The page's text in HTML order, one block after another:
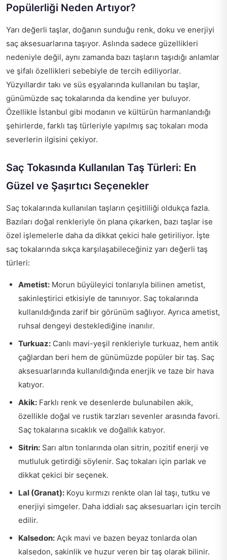
Popülerliği Neden Artıyor?
Yarı değerli taşlar, doğanın sunduğu renk, doku ve enerjiyi
saç aksesuarlarına taşıyor. Aslında sadece güzellikleri
nedeniyle değil, aynı zamanda bazı taşların taşıdığı anlamlar
ve şifalı özellikleri sebebiyle de tercih ediliyorlar.
Yüzyıllardır takı ve süs eşyalarında kullanılan bu taşlar,
günümüzde saç tokalarında da kendine yer buluyor.
Özellikle İstanbul gibi modanın ve kültürün harmanlandığı
şehirlerde, farklı taş türleriyle yapılmış saç tokaları moda
severlerin ilgisini çekiyor.
Saç Tokasında Kullanılan Taş Türleri: En
Güzel ve Şaşırtıcı Seçenekler
Saç tokalarında kullanılan taşların çeşitliliği oldukça fazla.
Bazıları doğal renkleriyle ön plana çıkarken, bazı taşlar ise
özel işlemelerle daha da dikkat çekici hale getiriliyor. İşte
saç tokalarında sıkça karşılaşabileceğiniz yarı değerli taş
türleri:
Ametist: Morun büyüleyici tonlarıyla bilinen ametist,
sakinleştirici etkisiyle de tanınıyor. Saç tokalarında
kullanıldığında zarif bir görünüm sağlıyor. Ayrıca ametist,
ruhsal dengeyi desteklediğine inanılır.
Turkuaz: Canlı mavi-yeşil renkleriyle turkuaz, hem antik
çağlardan beri hem de günümüzde popüler bir taş. Saç
aksesuarlarında kullanıldığında enerjik ve taze bir hava
katıyor.
Akik: Farklı renk ve desenlerde bulunabilen akik,
özellikle doğal ve rustik tarzları sevenler arasında favori.
Saç tokalarına sıcaklık ve doğallık katıyor.
Sitrin: Sarı altın tonlarında olan sitrin, pozitif enerji ve
mutluluk getirdiği söylenir. Saç tokaları için parlak ve
dikkat çekici bir seçenek.
Lal (Granat): Koyu kırmızı renkte olan lal taşı, tutku ve
enerjiyi simgeler. Daha iddialı saç aksesuarları için tercih
edilir.
Kalsedon: Açık mavi ve bazen beyaz tonlarda olan
kalsedon, sakinlik ve huzur veren bir taş olarak bilinir.